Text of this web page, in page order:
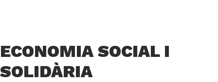
ECONOMIA SOCIAL I
SOLIDÀRIA